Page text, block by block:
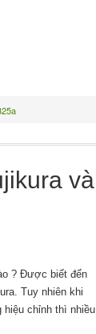
và
? Được biết đến
Tuy nhiên khi
hiệu chỉnh thì nhiều